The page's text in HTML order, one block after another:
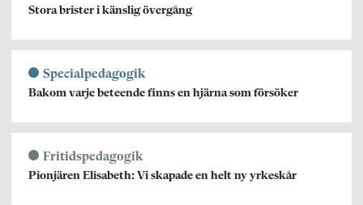
Stora brister i känslig övergång
Specialpedagogik
Bakom varje beteende finns en hjärna som försöker
Fritidspedagogik
Pionjären Elisabeth: Vi skapade en helt ny yrkeskår